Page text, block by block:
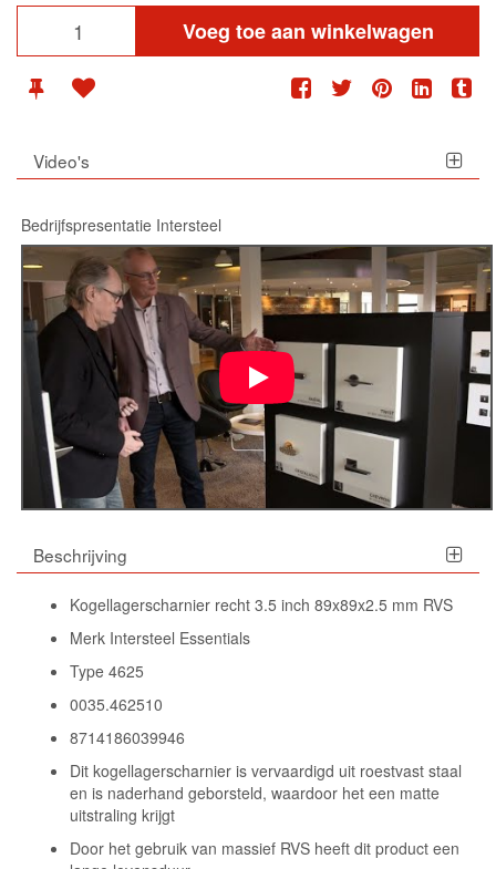
Voeg toe aan winkelwagen
Video's
Bedrijfspresentatie Intersteel
Beschrijving
Kogellagerscharnier recht 3.5 inch 89x89x2.5 mm RVS
Merk Intersteel Essentials
Type 4625
0035.462510
8714186039946
Dit kogellagerscharnier is vervaardigd uit roestvast staal
en is naderhand geborsteld, waardoor het een matte
uitstraling krijgt
Door het gebruik van massief RVS heeft dit product een